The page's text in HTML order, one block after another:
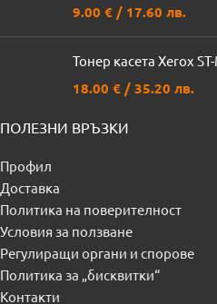
9.00 € / 17.60 лв.
Тонер касета Xerox
18.00 € / 35.20 лв.
ПОЛЕЗНИ ВРЪЗКИ
Профил
Доставка
Политика на поверителност
Условия за ползване
Регулиращи органи и спорове
Политика за „бисквитки“
Контакти